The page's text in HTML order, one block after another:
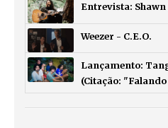
Entrevista: Shawn
Weezer - C.E.O.
Lançamento:
(Citação: